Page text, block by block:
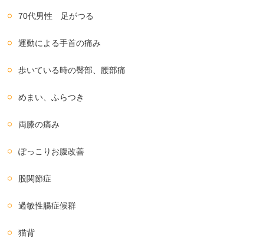
70代男性 足がつる
運動による手首の痛み
歩いている時の臀部、腰部痛
めまい、ふらつき
両膝の痛み
ぽっこりお腹改善
股関節症
過敏性腸症候群
猫背